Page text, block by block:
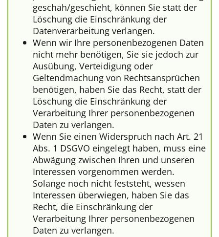
geschah/geschieht, können Sie statt der
Löschung die Einschränkung der
Datenverarbeitung verlangen.
Wenn wir Ihre personenbezogenen Daten
nicht mehr benötigen, Sie sie jedoch zur
Ausübung, Verteidigung oder
Geltendmachung von Rechtsansprüchen
benötigen, haben Sie das Recht, statt der
Löschung die Einschränkung der
Verarbeitung Ihrer personenbezogenen
Daten zu verlangen.
Wenn Sie einen Widerspruch nach Art. 21
Abs. 1 DSGVO eingelegt haben, muss eine
Abwägung zwischen Ihren und unseren
Interessen vorgenommen werden.
Solange noch nicht feststeht, wessen
Interessen überwiegen, haben Sie das
Recht, die Einschränkung der
Verarbeitung Ihrer personenbezogenen
Daten zu verlangen.